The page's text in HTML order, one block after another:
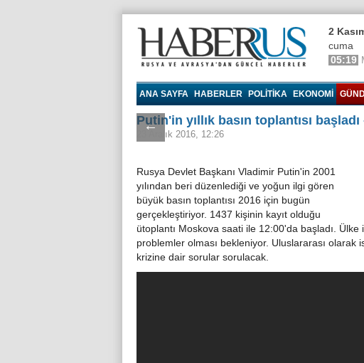
2
cuma
05:19
ANA SAYFA HABERLER POLITIKA EKONOMI
←
Putin'in yıllık basın toplantısı başladı
23 Aralık 2016, 12:26
Rusya Devlet Başkanı Vladimir Putin'in 2001
yılından beri düzenlediği ve yoğun ilgi gören
büyük basın toplantısı 2016 için bugün
gerçekleştiriyor. 1437 kişinin kayıt olduğu
ütoplantı Moskova saati ile 12:00'da başladı.
problemler olması bekleniyor. Uluslararası
krizine dair sorular sorulacak.